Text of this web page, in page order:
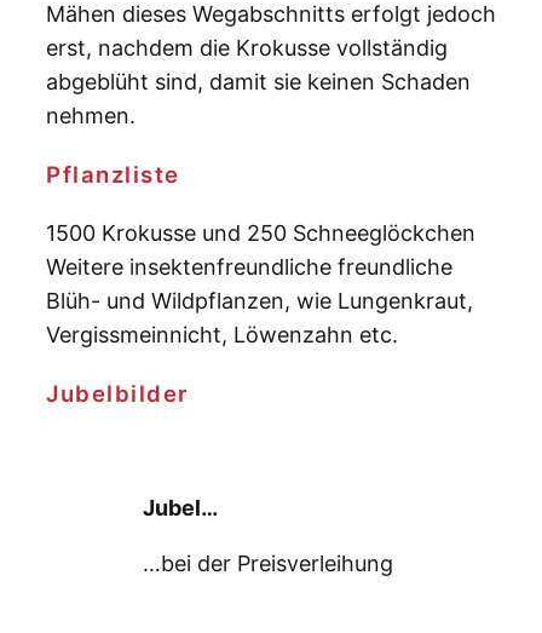
Mähen dieses Wegabschnitts erfolgt jedoch
erst, nachdem die Krokusse vollständig
abgeblüht sind, damit sie keinen Schaden
nehmen.
Pflanzliste
1500 Krokusse und 250 Schneeglöckchen
Weitere insektenfreundliche freundliche
Blüh- und Wildpflanzen, wie Lungenkraut,
Vergissmeinnicht, Löwenzahn etc.
Jubelbilder
Jubel…
…bei der Preisverleihung